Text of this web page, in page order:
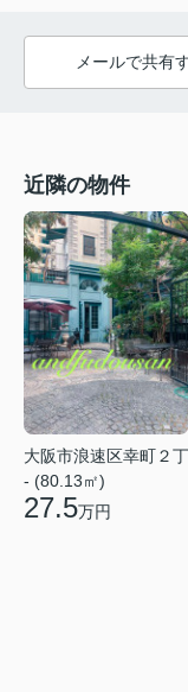
メールで共有
近隣の物件
大阪市浪速区幸町２
- (80.13㎡)
27.5万円